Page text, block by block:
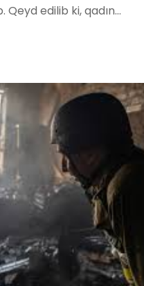
Qeyd edilib ki, qadın…